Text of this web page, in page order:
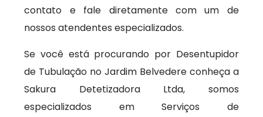
contato e fale diretamente com um de
nossos atendentes especializados.
Se você está procurando por Desentupidor
de Tubulação no Jardim Belvedere conheça a
Sakura Detetizadora Ltda, somos
especializados em Serviços de